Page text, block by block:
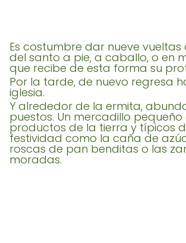
Es costumbre dar nueve
del santo a pie, a caballo, o en
que recibe de esta forma su
Por la tarde, de nuevo regresa
iglesia.
Y alrededor de la ermita,
puestos. Un mercadillo pequeño
productos de la tierra y típicos
festividad como la caña de
roscas de pan benditas o las
moradas.